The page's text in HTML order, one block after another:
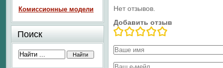
Нет отзывов.
Добавить отзыв
Комиссионные модели
Поиск